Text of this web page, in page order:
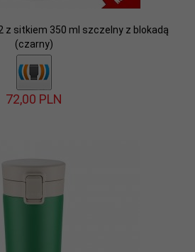
z sitkiem 350 ml szczelny z blokadą
(czarny)
72,00 PLN